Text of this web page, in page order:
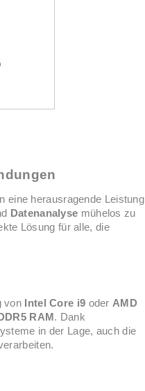
eine herausragende Leistung
Datenanalyse mühelos zu
Lösung für alle, die
von Intel Core i9 oderAMD
RAM . Dank
in der Lage, auch die